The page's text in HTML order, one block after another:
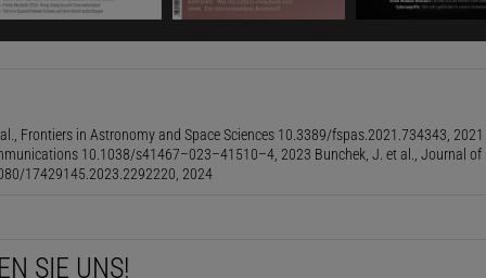
wollen tiefer ins All. Die US-amerikanische
bis2050 einen bemannten Außenposten auf dem Mond
sowohl für die Forschung als auch als Sprungbrett für
Forschungsstationenin der Südpolregion des Mondes
Äquator und zur Rückseite des Erdtrabanten
Eine Versorgung von der Erde wäre logistisch zu
Frontiers in Astronomy and Space Sciences 10.3389/fspas.2021.734343,
10.1038/s41467–023–41510–4, 2023 Bunchek, J. et al., Journal of
17429145.2023.2292220, 2024
SIE UNS!